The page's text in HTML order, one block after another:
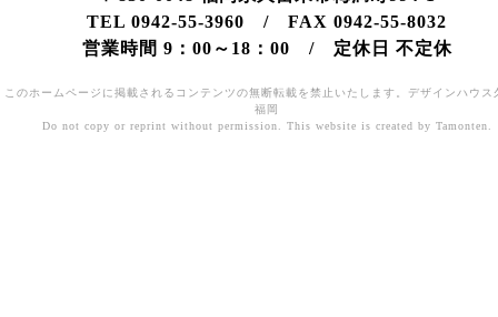
TEL 0942-55-3960 / FAX 0942-55-8032
営業時間 9：00～18：00 / 定休日 不定休
このホームページに掲載されるコンテンツの無断転載を禁止いたします。デザインハウス
福岡
Do not copy or reprint without permission. This website is created by Tamonten.